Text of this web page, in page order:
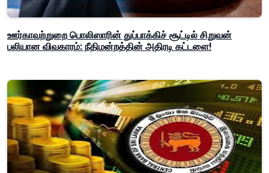
ஊர்காவற்றுறை பொலிஸாரின் துப்பாக்கிச் சூட்டில் சிறுவன்
பலியான விவகாரம்: நீதிமன்றத்தின் அதிரடி கட்டளை!